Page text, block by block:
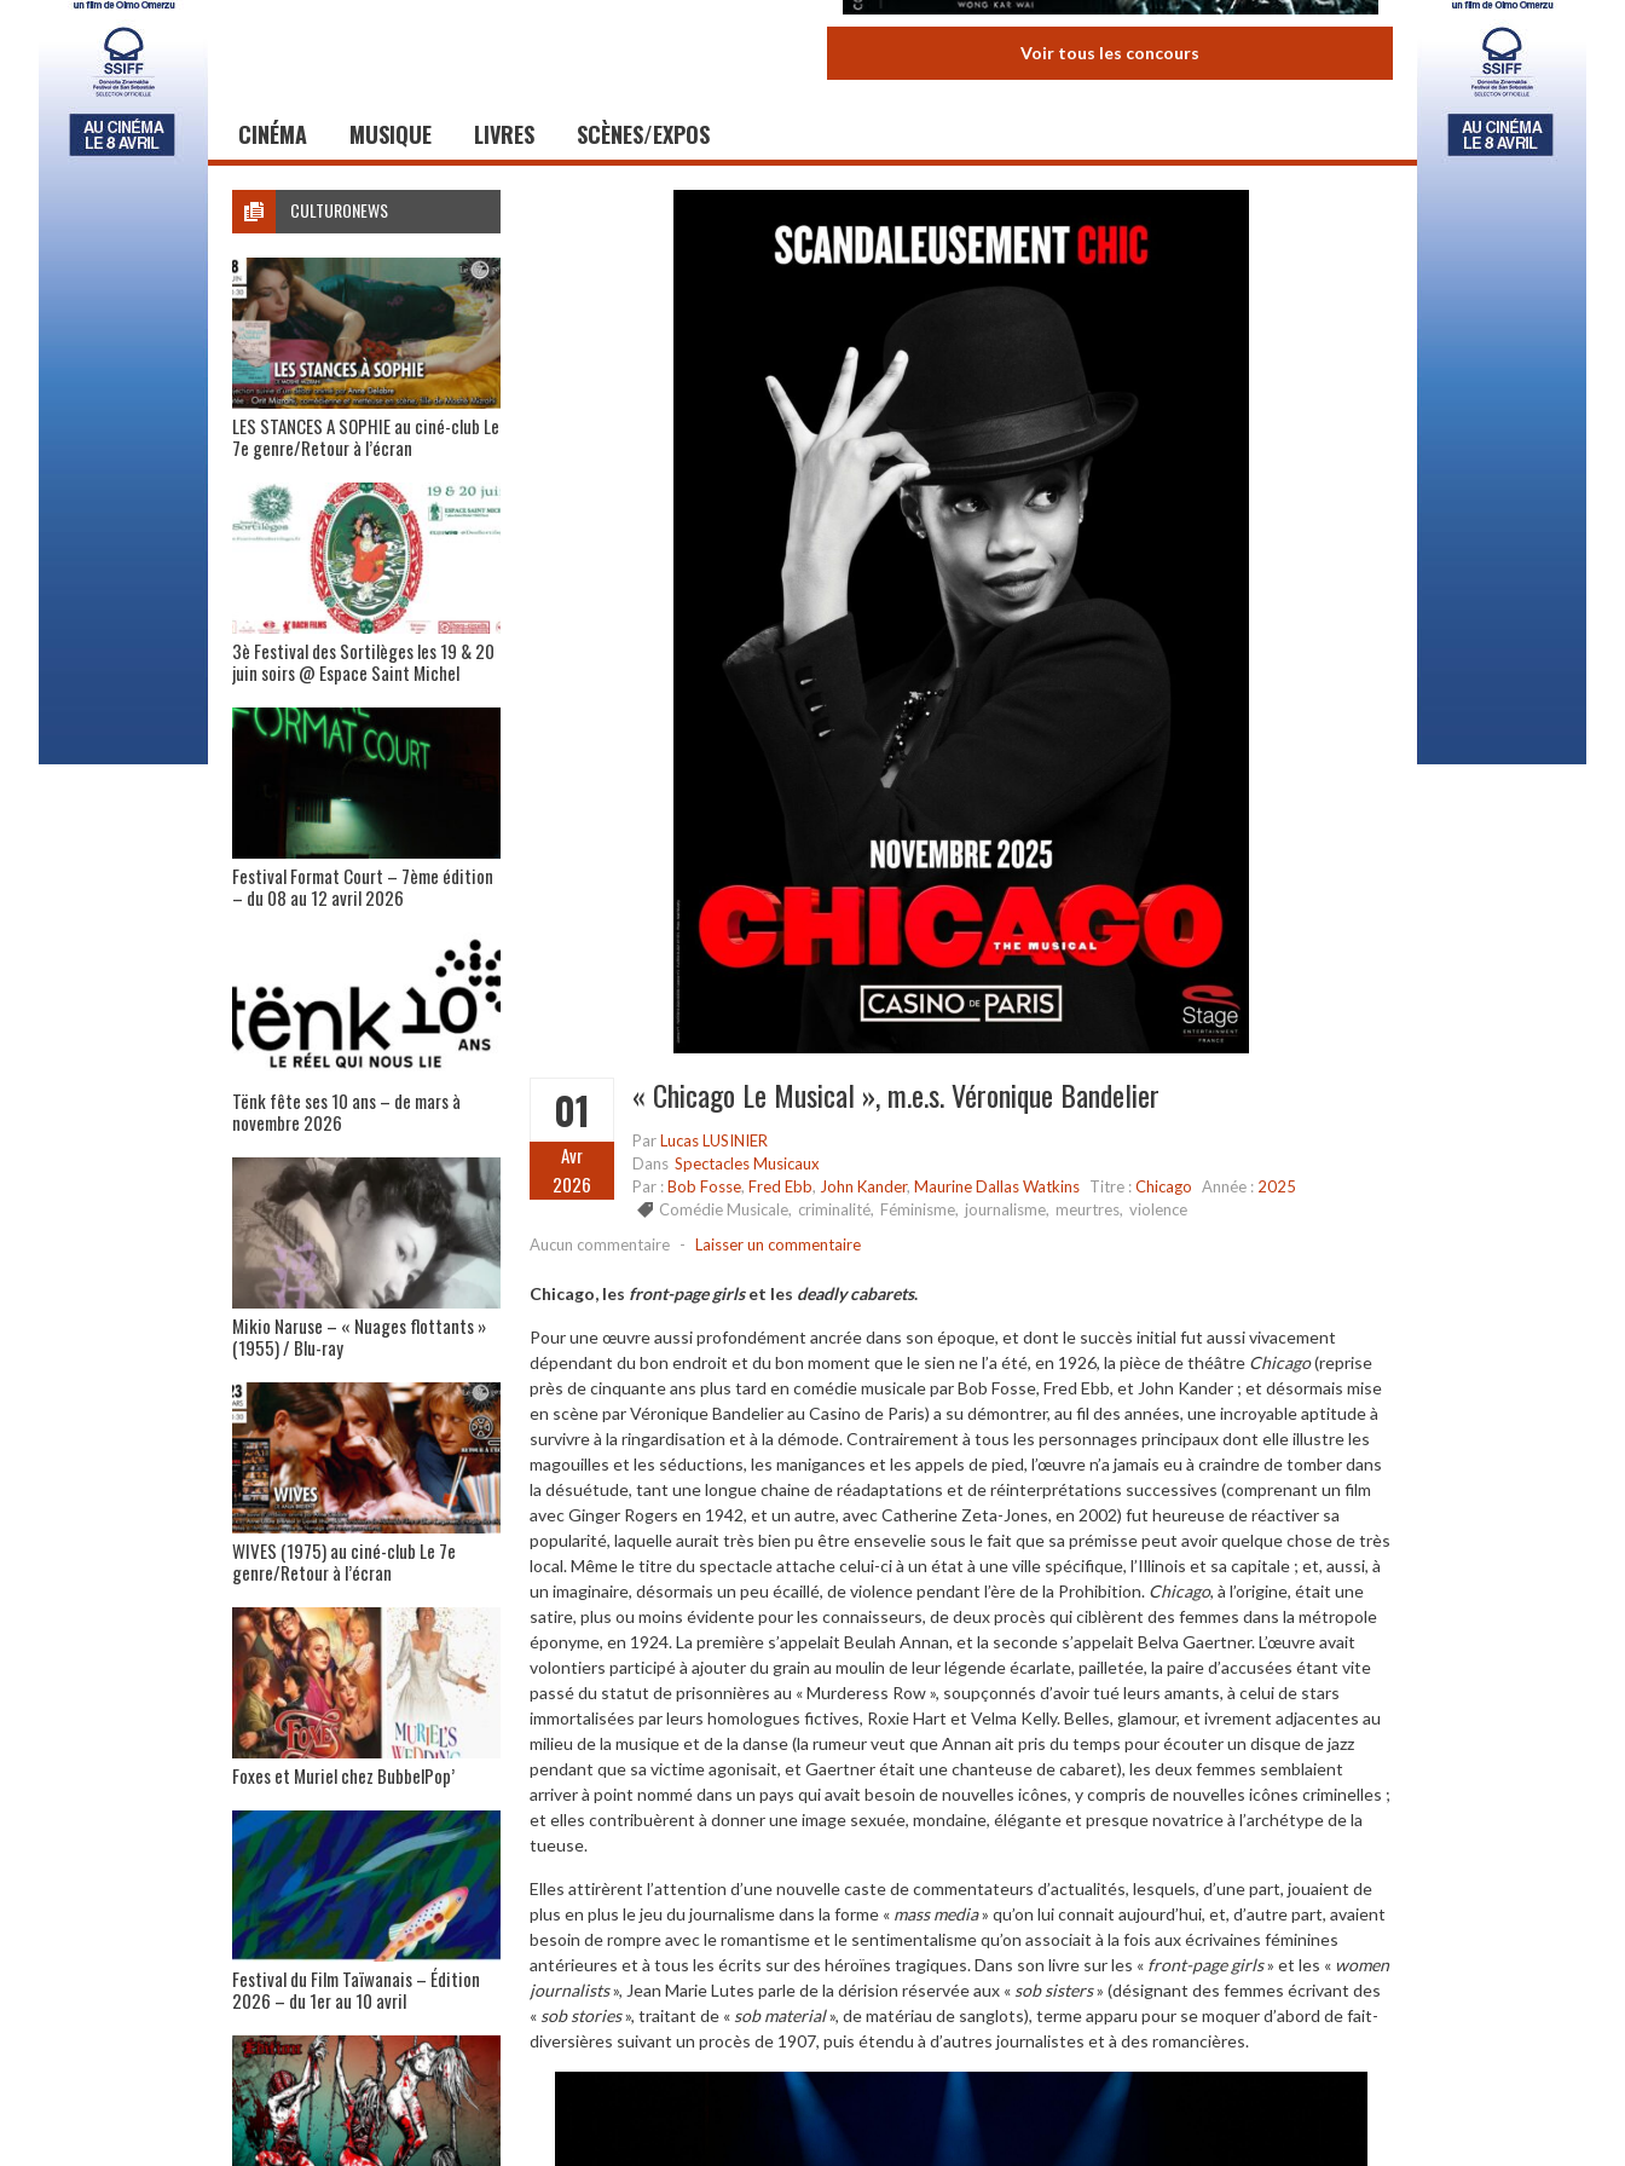
Voir tous les concours
CINÉMA MUSIQUE LIVRES SCÈNES/EXPOS
01
Avr
2026
« Chicago Le Musical », m.e.s. Véronique Bandelier
ParLucas LUSINIER
Dans Spectacles Musicaux
Par :Bob Fosse, Fred Ebb, John Kander, Maurine Dallas Watkins Titre :Chicago Année : 2025
Comédie Musicale, criminalité, Féminisme, journalisme, meurtres, violence
Aucun commentaire - Laisser un commentaire
Chicago, les front-page girlset les deadly cabarets.
Pour une œuvre aussi profondément ancrée dans son époque, et dont le succès initial fut aussi vivacement
dépendant du bon endroit et du bon moment que le sien ne l’a été, en 1926, la pièce de théâtre Chicago(reprise
près de cinquante ans plus tard en comédie musicale par Bob Fosse, Fred Ebb, et John Kander ; et désormais mise
en scène par Véronique Bandelier au Casino de Paris) a su démontrer, au fil des années, une incroyable aptitude à
survivre à la ringardisation et à la démode. Contrairement à tous les personnages principaux dont elle illustre les
magouilles et les séductions, les manigances et les appels de pied, l’œuvre n’a jamais eu à craindre de tomber dans
la désuétude, tant une longue chaine de réadaptations et de réinterprétations successives (comprenant un film
avec Ginger Rogers en 1942, et un autre, avec Catherine Zeta-Jones, en 2002) fut heureuse de réactiver sa
popularité, laquelle aurait très bien pu être ensevelie sous le fait que sa prémisse peut avoir quelque chose de très
local. Même le titre du spectacle attache celui-ci à un état à une ville spécifique, l’Illinois et sa capitale ; et, aussi, à
un imaginaire, désormais un peu écaillé, de violence pendant l’ère de la Prohibition. Chicago, à l’origine, était une
satire, plus ou moins évidente pour les connaisseurs, de deux procès qui ciblèrent des femmes dans la métropole
éponyme, en 1924. La première s’appelait Beulah Annan, et la seconde s’appelait Belva Gaertner. L’œuvre avait
volontiers participé à ajouter du grain au moulin de leur légende écarlate, pailletée, la paire d’accusées étant vite
passé du statut de prisonnières au « Murderess Row », soupçonnés d’avoir tué leurs amants, à celui de stars
immortalisées par leurs homologues fictives, Roxie Hart et Velma Kelly. Belles, glamour, et ivrement adjacentes au
milieu de la musique et de la danse (la rumeur veut que Annan ait pris du temps pour écouter un disque de jazz
pendant que sa victime agonisait, et Gaertner était une chanteuse de cabaret), les deux femmes semblaient
arriver à point nommé dans un pays qui avait besoin de nouvelles icônes, y compris de nouvelles icônes criminelles ;
et elles contribuèrent à donner une image sexuée, mondaine, élégante et presque novatrice à l’archétype de la
tueuse.
Elles attirèrent l’attention d’une nouvelle caste de commentateurs d’actualités, lesquels, d’une part, jouaient de
plus en plus le jeu du journalisme dans la forme « mass media» qu’on lui connait aujourd’hui, et, d’autre part, avaient
besoin de rompre avec le romantisme et le sentimentalisme qu’on associait à la fois aux écrivaines féminines
antérieures et à tous les écrits sur des héroïnes tragiques. Dans son livre sur les « front-page girls» et les « women
journalists», Jean Marie Lutes parle de la dérision réservée aux « sob sisters» (désignant des femmes écrivant des
« sob stories», traitant de « sob material», de matériau de sanglots), terme apparu pour se moquer d’abord de fait-
diversières suivant un procès de 1907, puis étendu à d’autres journalistes et à des romancières.
CULTURONEWS
LES STANCES A SOPHIE au ciné-club Le
7e genre/Retour à l’écran
3è Festival des Sortilèges les 19 & 20
juin soirs @ Espace Saint Michel
Festival Format Court – 7ème édition
– du 08 au 12 avril 2026
Tënk fête ses 10 ans – de mars à
novembre 2026
Mikio Naruse – « Nuages flottants »
(1955) / Blu-ray
WIVES (1975) au ciné-club Le 7e
genre/Retour à l’écran
Foxes et Muriel chez BubbelPop’
Festival du Film Taïwanais – Édition
2026 – du 1er au 10 avril